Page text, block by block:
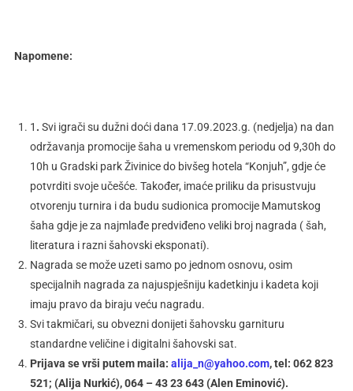
Napomene:
1 . Svi igrači su dužni doći dana 17.09.2023.g. (nedjelja) na dan
održavanja promocije šaha u vremenskom periodu od 9,30h do
10h u Gradski park Živinice do bivšeg hotela “Konjuh”, gdje će
potvrditi svoje učešće. Također, imaće priliku da prisustvuju
otvorenju turnira i da budu sudionica promocije Mamutskog
šaha gdje je za najmlađe predviđeno veliki broj nagrada ( šah,
literatura i razni šahovski eksponati).
Nagrada se može uzeti samo po jednom osnovu, osim
specijalnih nagrada za najuspješniju kadetkinju i kadeta koji
imaju pravo da biraju veću nagradu.
Svi takmičari, su obvezni donijeti šahovsku garnituru
standardne veličine i digitalni šahovski sat.
Prijava se vrši putem maila: alija_n@yahoo.com, tel: 062 823
521; (Alija Nurkić), 064 – 43 23 643 (Alen Eminović).